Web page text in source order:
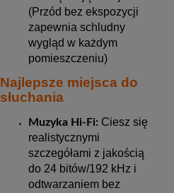
(Przód bez ekspozycji
zapewnia schludny
wygląd w każdym
pomieszczeniu)
Najlepsze miejsca do
słuchania
Muzyka Hi-Fi: Ciesz się
realistycznymi
szczegółami z jakością
do 24 bitów/192 kHz i
odtwarzaniem bez